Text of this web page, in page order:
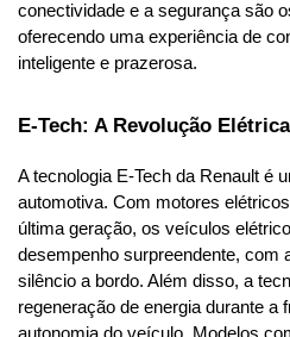
conectividade e a segurança são
oferecendo uma experiência de
inteligente e prazerosa.
E-Tech: A Revolução Elétrica
A tecnologia E-Tech da Renault é
automotiva. Com motores
última geração, os veículos
desempenho surpreendente, com
silêncio a bordo. Além disso, a
regeneração de energia durante a